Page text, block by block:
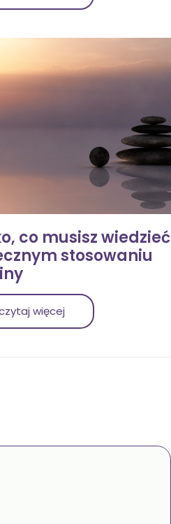
co musisz wiedzieć
stosowaniu
więcej